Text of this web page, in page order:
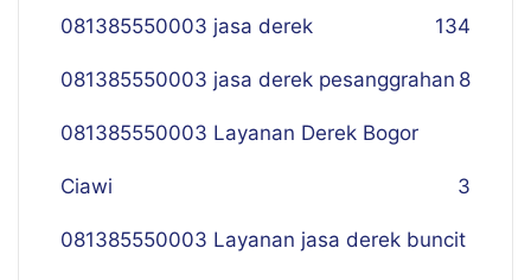
081385550003 jasa derek 134
081385550003 jasa derek pesanggrahan 8
081385550003 Layanan Derek Bogor
Ciawi 3
081385550003 Layanan jasa derek buncit